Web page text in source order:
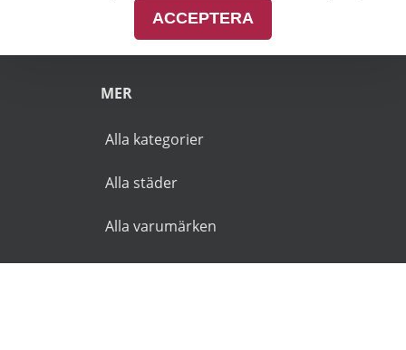
Pensionärsrabatt Skåne
MER
Alla kategorier
Alla städer
Alla varumärken
ACCEPTERA